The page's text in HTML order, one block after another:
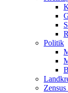
Politik